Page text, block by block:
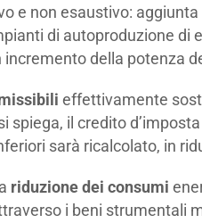
e non esaustivo:
di autoproduzione di
incremento della potenza
effettivamente
spiega, il credito
sarà ricalcolato, in
riduzione dei consumi
i beni strumentali